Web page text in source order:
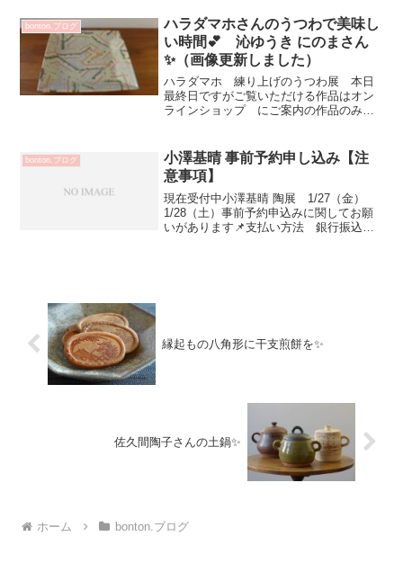
引き続き店頭でご案内させていただいて
います☆毎日利枝さんのう...
bonton.ブログ
ハラダマホさんのうつわで美味し
い時間💕 沁ゆうき にのまさん
✨（画像更新しました）
ハラダマホ 練り上げのうつわ展 本日
最終日ですがご覧いただける作品はオン
ラインショップ にご案内の作品のみと
9/30（月）11時までSOLD OUT表記とな
っております店内と...
bonton.ブログ
小澤基晴 事前予約申し込み【注
意事項】
現在受付中小澤基晴 陶展 1/27（金）
1/28（土）事前予約申込みに関してお願
いがあります📌支払い方法 銀行振込
縁起もの八角形に干支煎餅を✨
佐久間陶子さんの土鍋✨
ホーム bonton.ブログ